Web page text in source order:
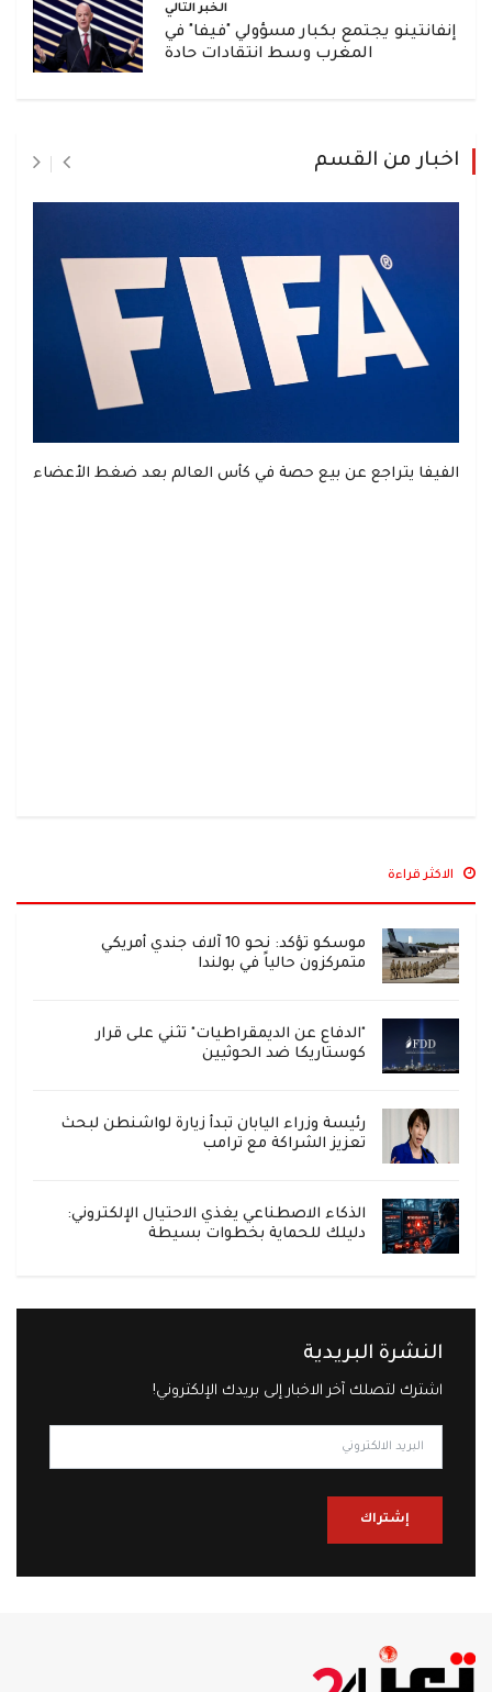
الخبر التالي
إنفانتينو يجتمع بكبار مسؤولي "فيفا" في
المغرب وسط انتقادات حادة
اخبار من القسم
الفيفا يتراجع عن بيع حصة في كأس العالم بعد ضغط الأعضاء
الاكثر قراءة
موسكو تؤكد: نحو 10 آلاف جندي أمريكي
متمركزون حالياً في بولندا
"الدفاع عن الديمقراطيات" تثني على قرار
كوستاريكا ضد الحوثيين
رئيسة وزراء اليابان تبدأ زيارة لواشنطن لبحث
تعزيز الشراكة مع ترامب
الذكاء الاصطناعي يغذي الاحتيال الإلكتروني:
دليلك للحماية بخطوات بسيطة
النشرة البريدية
اشترك لتصلك آخر الاخبار إلى بريدك الإلكتروني!
إشتراك